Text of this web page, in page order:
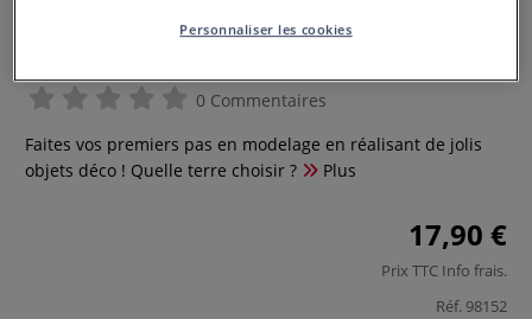
Argile & modelage - 15 objets à
réaliser pour la maison
0 Commentaires
Faites vos premiers pas en modelage en réalisant de jolis
objets déco ! Quelle terre choisir ?
Plus
17,90 €
Prix TTC Info frais.
Réf. 98152
Personnaliser les cookies